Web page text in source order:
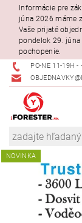
Informácie pre
júna 2026 máme
Vaše prijaté
pondelok 29.
pochopenie.
PO-NE 11-19H
NOVINKA